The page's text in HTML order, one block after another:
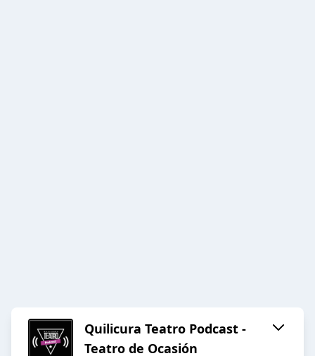
Quilicura Teatro Podcast -
Teatro de Ocasión